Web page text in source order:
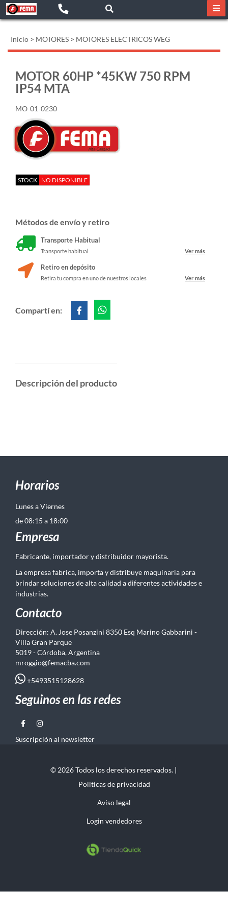
Inicio > MOTORES > MOTORES ELECTRICOS WEG
MOTOR 60HP *45KW 750 RPM
IP54 MTA
MO-01-0230
STOCK NO DISPONIBLE
Métodos de envío y retiro
Transporte Habitual
Transporte habitual Ver más
Retiro en depósito
Retira tu compra en uno de nuestros locales Ver más
Compartí en:
Descripción del producto
Horarios
Lunes a Viernes
de 08:15 a 18:00
Empresa
Fabricante, importador y distribuidor mayorista.
La empresa fabrica, importa y distribuye maquinaria para
brindar soluciones de alta calidad a diferentes actividades e
industrias.
Contacto
Dirección: A. Jose Posanzini 8350 Esq Marino Gabbarini -
Villa Gran Parque
5019 - Córdoba, Argentina
mroggio@femacba.com
+5493515128628
Seguinos en las redes
Suscripción al newsletter
© 2026 Todos los derechos reservados. |
Politicas de privacidad
Aviso legal
Login vendedores